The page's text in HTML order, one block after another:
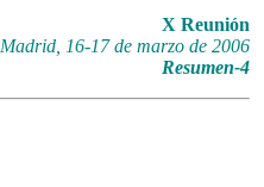
X Reunión
Madrid, 16-17 de marzo de 2006
Resumen-4